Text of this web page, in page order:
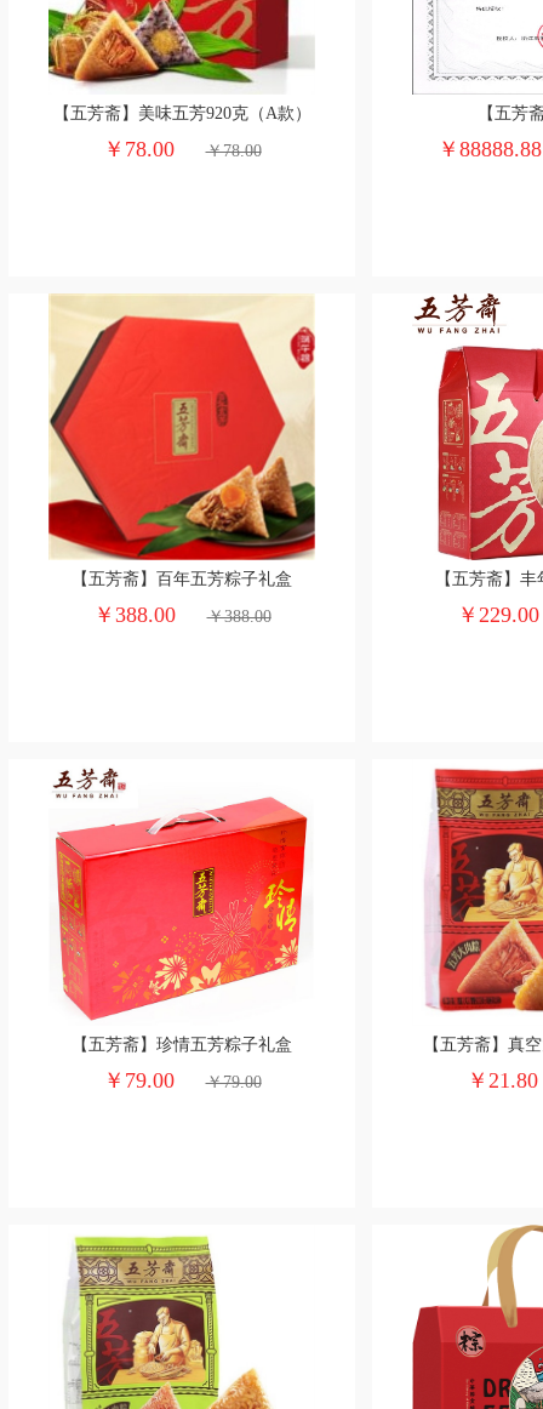
【五芳斋】美味五芳920克（A款）
￥78.00 ￥78.00
【五芳
￥
【五芳斋】百年五芳粽子礼盒
￥388.00 ￥388.00
【五芳斋】
￥
【五芳斋】珍情五芳粽子礼盒
￥79.00 ￥79.00
【五芳斋】真
￥21.80